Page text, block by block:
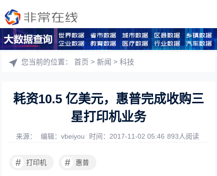
您当前的位置：首页 >新闻 >科技
耗资10.5 亿美元，惠普完成收购三
星打印机业务
来源： 编辑：vbeiyou 时间：2017-11-02 05:46 893人阅读
# 打印机 # 惠普